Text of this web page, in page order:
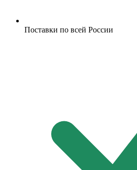
Поставки по всей России